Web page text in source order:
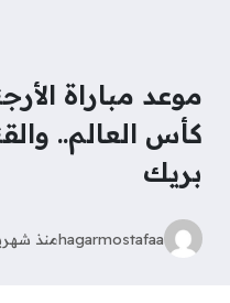
موعد مباراة
كأس العالم..
بريك
hagarmostafaaمنذ